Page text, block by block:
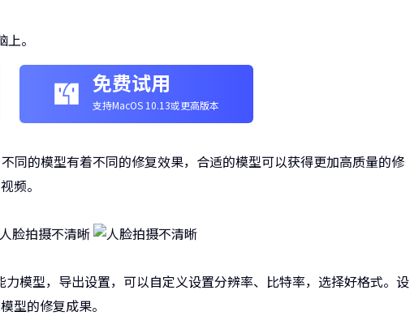
。
免费试用
支持MacOS 10.13或更高版本
同的模型有着不同的修复效果，合适的模型可以获得更加高质量的修
频。
模型，导出设置，可以自定义设置分辨率、比特率，选择好格式。设
的修复成果。